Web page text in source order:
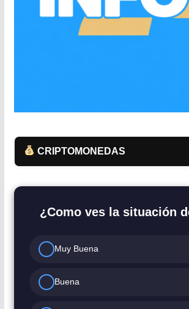
CRIPTOMONEDAS
¿Como ves la situación
Muy Buena
Buena